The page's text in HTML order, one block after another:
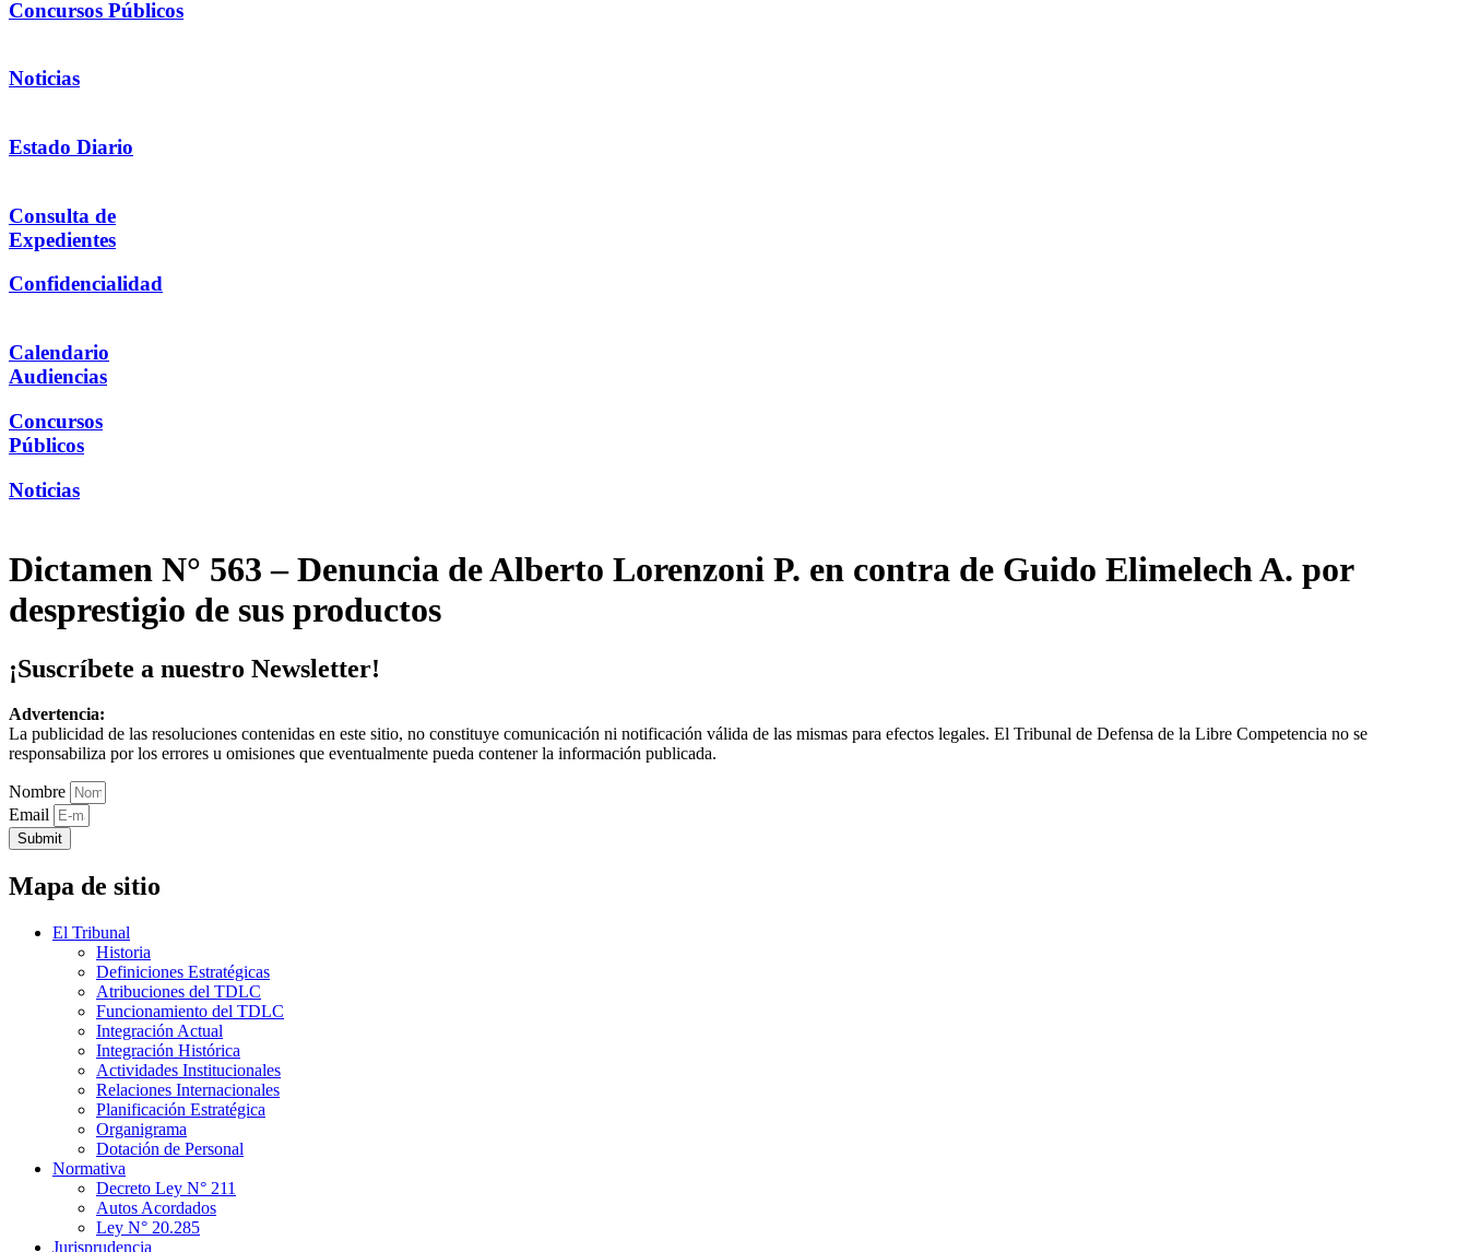
Concursos Públicos
Noticias
Estado Diario
Consulta de
Expedientes
Confidencialidad
Calendario
Audiencias
Concursos
Públicos
Noticias
Dictamen N° 563 – Denuncia de Alberto Lorenzoni P. en contra de Guido Elimelech A. por
desprestigio de sus productos
¡Suscríbete a nuestro Newsletter!
Advertencia:
La publicidad de las resoluciones contenidas en este sitio, no constituye comunicación ni notificación válida de las mismas para efectos legales. El Tribunal de Defensa de la Libre Competencia no se
responsabiliza por los errores u omisiones que eventualmente pueda contener la información publicada.
Nombre
Email
Submit
Mapa de sitio
El Tribunal
Historia
Definiciones Estratégicas
Atribuciones del TDLC
Funcionamiento del TDLC
Integración Actual
Integración Histórica
Actividades Institucionales
Relaciones Internacionales
Planificación Estratégica
Organigrama
Dotación de Personal
Normativa
Decreto Ley N° 211
Autos Acordados
Ley N° 20.285
Jurisprudencia